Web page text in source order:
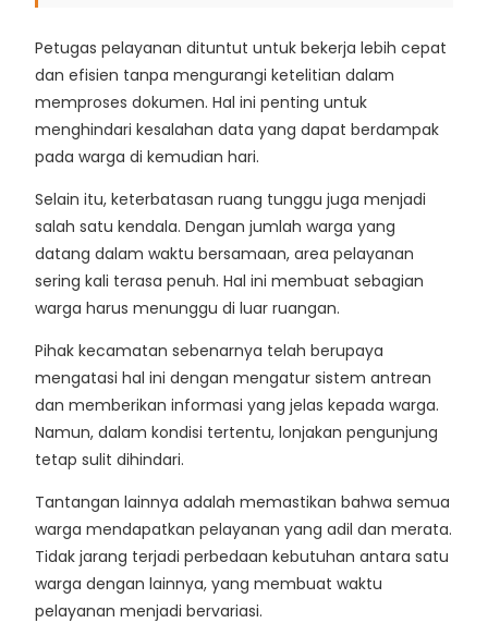
Petugas pelayanan dituntut untuk bekerja lebih cepat
dan efisien tanpa mengurangi ketelitian dalam
memproses dokumen. Hal ini penting untuk
menghindari kesalahan data yang dapat berdampak
pada warga di kemudian hari.
Selain itu, keterbatasan ruang tunggu juga menjadi
salah satu kendala. Dengan jumlah warga yang
datang dalam waktu bersamaan, area pelayanan
sering kali terasa penuh. Hal ini membuat sebagian
warga harus menunggu di luar ruangan.
Pihak kecamatan sebenarnya telah berupaya
mengatasi hal ini dengan mengatur sistem antrean
dan memberikan informasi yang jelas kepada warga.
Namun, dalam kondisi tertentu, lonjakan pengunjung
tetap sulit dihindari.
Tantangan lainnya adalah memastikan bahwa semua
warga mendapatkan pelayanan yang adil dan merata.
Tidak jarang terjadi perbedaan kebutuhan antara satu
warga dengan lainnya, yang membuat waktu
pelayanan menjadi bervariasi.